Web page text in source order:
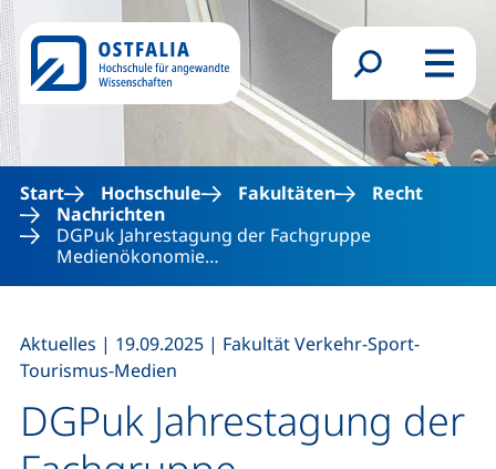
Direkt zum Inhalt
Suchformular
Menü
Start Hochschule Fakultäten
Recht
Nachrichten
DGPuk Jahrestagung der Fachgruppe
Medienökonomie…
DGPuk Jahrestagung der
Aktuelles | 19.09.2025 | Fakultät Verkehr-Sport-
Tourismus-Medien